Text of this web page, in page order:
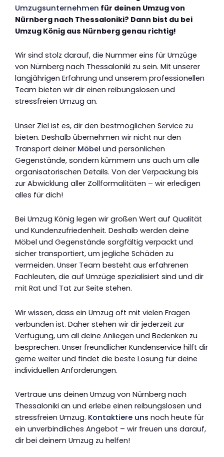
Umzugsunternehmen für deinen Umzug von
Nürnberg nach Thessaloniki? Dann bist du bei
Umzug König aus Nürnberg genau richtig!
Wir sind stolz darauf, die Nummer eins für Umzüge
von Nürnberg nach Thessaloniki zu sein. Mit unserer
langjährigen Erfahrung und unserem professionellen
Team bieten wir dir einen reibungslosen und
stressfreien Umzug an.
Unser Ziel ist es, dir den bestmöglichen Service zu
bieten. Deshalb übernehmen wir nicht nur den
Transport deiner Möbel und persönlichen
Gegenstände, sondern kümmern uns auch um alle
organisatorischen Details. Von der Verpackung bis
zur Abwicklung aller Zollformalitäten – wir erledigen
alles für dich!
Bei Umzug König legen wir großen Wert auf Qualität
und Kundenzufriedenheit. Deshalb werden deine
Möbel und Gegenstände sorgfältig verpackt und
sicher transportiert, um jegliche Schäden zu
vermeiden. Unser Team besteht aus erfahrenen
Fachleuten, die auf Umzüge spezialisiert sind und dir
mit Rat und Tat zur Seite stehen.
Wir wissen, dass ein Umzug oft mit vielen Fragen
verbunden ist. Daher stehen wir dir jederzeit zur
Verfügung, um all deine Anliegen und Bedenken zu
besprechen. Unser freundlicher Kundenservice hilft dir
gerne weiter und findet die beste Lösung für deine
individuellen Anforderungen.
Vertraue uns deinen Umzug von Nürnberg nach
Thessaloniki an und erlebe einen reibungslosen und
stressfreien Umzug. Kontaktiere uns noch heute für
ein unverbindliches Angebot – wir freuen uns darauf,
dir bei deinem Umzug zu helfen!